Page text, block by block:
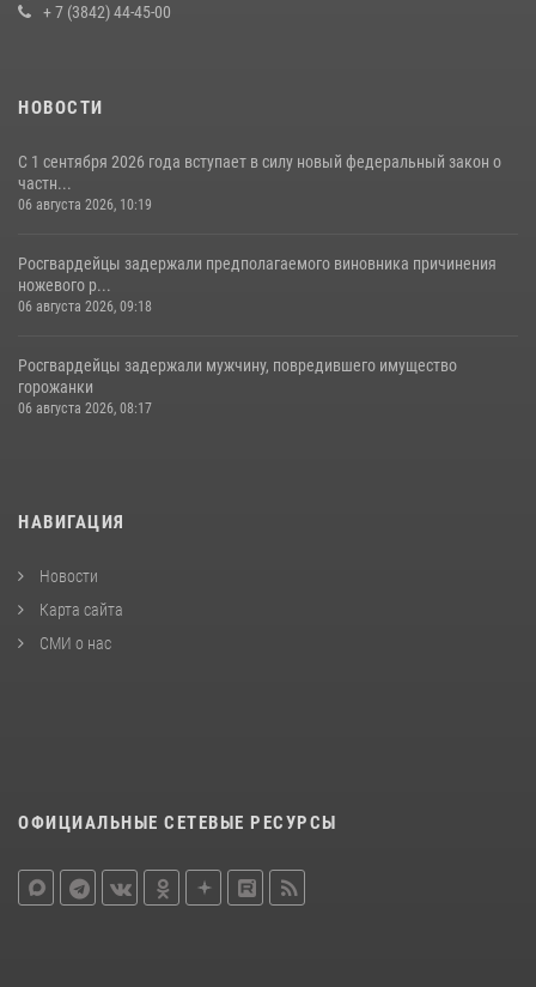
+ 7 (3842) 44-45-00
НОВОСТИ
С 1 сентября 2026 года вступает в силу новый федеральный закон о
частн...
06 августа 2026, 10:19
Росгвардейцы задержали предполагаемого виновника причинения
ножевого р...
06 августа 2026, 09:18
Росгвардейцы задержали мужчину, повредившего имущество
горожанки
06 августа 2026, 08:17
НАВИГАЦИЯ
Новости
Карта сайта
СМИ о нас
ОФИЦИАЛЬНЫЕ СЕТЕВЫЕ РЕСУРСЫ